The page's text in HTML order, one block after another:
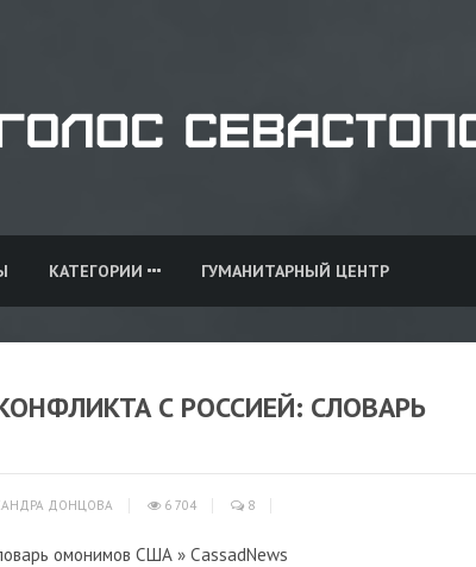
КАТЕГОРИИ ГУМАНИТАРНЫЙ ЦЕНТР
С РОССИЕЙ: СЛОВАРЬ
ДОНЦОВА 6 704 8
омонимов США » CassadNews